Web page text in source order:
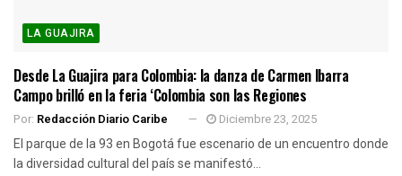
LA GUAJIRA
Desde La Guajira para Colombia: la danza de Carmen Ibarra
Campo brilló en la feria ‘Colombia son las Regiones
Por: Redacción Diario Caribe Diciembre 23, 2025
El parque de la 93 en Bogotá fue escenario de un encuentro donde
la diversidad cultural del país se manifestó...